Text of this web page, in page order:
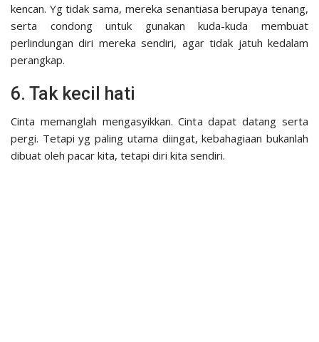
kencan. Yg tidak sama, mereka senantiasa berupaya tenang,
serta condong untuk gunakan kuda-kuda membuat
perlindungan diri mereka sendiri, agar tidak jatuh kedalam
perangkap.
6. Tak kecil hati
Cinta memanglah mengasyikkan. Cinta dapat datang serta
pergi. Tetapi yg paling utama diingat, kebahagiaan bukanlah
dibuat oleh pacar kita, tetapi diri kita sendiri.